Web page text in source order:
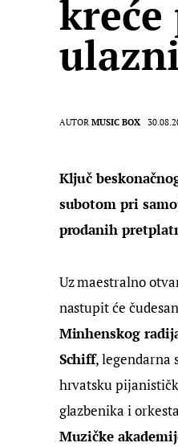
AUTOR MUSIC BOX
Ključ
subotom pri
prodanih
Uz maestralno
nastupit će
Minhenskog
Schiff, legendarna
hrvatsku
glazbenika i
Muzičke